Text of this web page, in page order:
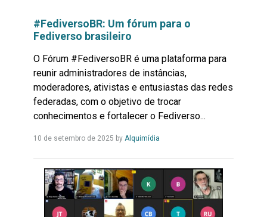
#FediversoBR: Um fórum para o
Fediverso brasileiro
O Fórum #FediversoBR é uma plataforma para
reunir administradores de instâncias,
moderadores, ativistas e entusiastas das redes
federadas, com o objetivo de trocar
conhecimentos e fortalecer o Fediverso...
10 de setembro de 2025 by AlquimídiaLeia